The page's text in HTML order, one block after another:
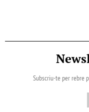
Subscriu-te per rebre